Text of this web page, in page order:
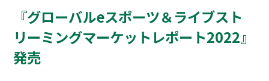
『グローバルeスポーツ＆ライブスト
リーミングマーケットレポート2022』
発売